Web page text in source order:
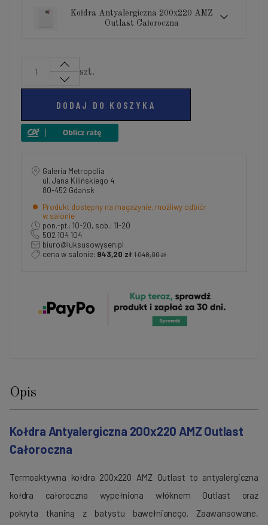
Kołdra Antyalergiczna 200x220 AMZ
Outlast Całoroczna
szt.
DODAJ DO KOSZYKA
Galeria Metropolia
ul. Jana Kilińskiego 4
80-452 Gdańsk
Produkt dostępny na magazynie, możliwy odbiór
w salonie
pon.-pt.: 10-20, sob.: 11-20
502 104 104
biuro@luksusowysen.pl
cena w salonie: 943,20 zł 1 048,00 zł
Opis
Kołdra Antyalergiczna 200x220 AMZ Outlast
Całoroczna
Termoaktywna kołdra 200x220 AMZ Outlast to antyalergiczna
kołdra całoroczna wypełniona włóknem Outlast oraz
pokryta tkaniną z batystu bawełnianego. Zaawansowane,